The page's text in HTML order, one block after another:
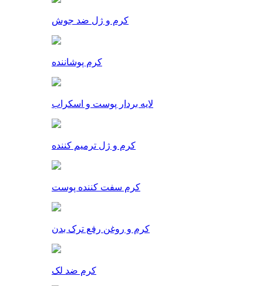
کرم و ژل ضد جوش
کرم پوشاننده
لایه بردار پوست و اسکراب
کرم و ژل ترمیم کننده
کرم سفت کننده پوست
کرم و روغن رفع ترک بدن
کرم ضد لک